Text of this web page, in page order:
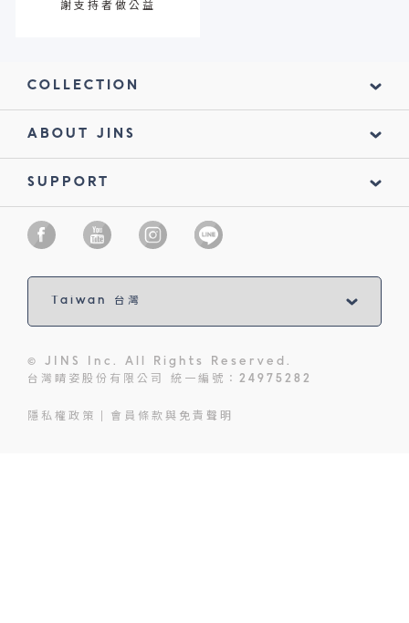
謝支持者做公益
COLLECTION
ABOUT JINS
SUPPORT
© JINS Inc. All Rights Reserved.
台灣睛姿股份有限公司 統一編號：24975282
隱私權政策 會員條款與免責聲明